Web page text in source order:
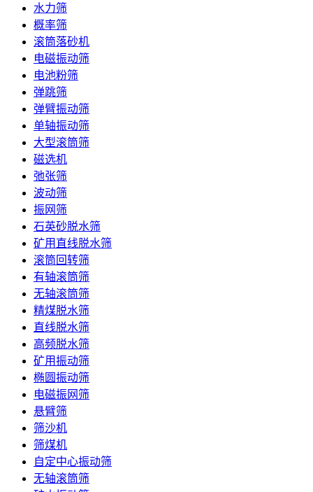
水力筛
概率筛
滚筒落砂机
电磁振动筛
电池粉筛
弹跳筛
弹臂振动筛
单轴振动筛
大型滚筒筛
磁选机
弛张筛
波动筛
振网筛
石英砂脱水筛
矿用直线脱水筛
滚筒回转筛
有轴滚筒筛
无轴滚筒筛
精煤脱水筛
直线脱水筛
高频脱水筛
矿用振动筛
椭圆振动筛
电磁振网筛
悬臂筛
筛沙机
筛煤机
自定中心振动筛
无轴滚筒筛